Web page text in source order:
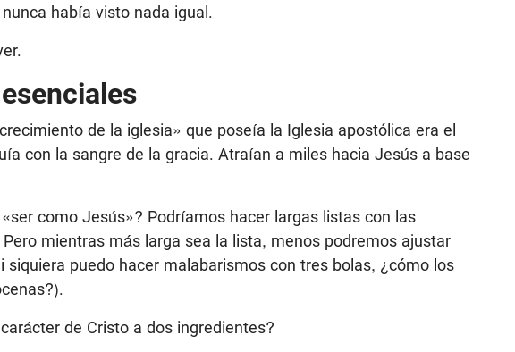
había visto nada igual.
de la iglesia» que poseía la Iglesia apostólica era el
con la sangre de la gracia. Atraían a miles hacia Jesús a base
como Jesús»? Podríamos hacer largas listas con las
mientras más larga sea la lista, menos podremos ajustar
siquiera puedo hacer malabarismos con tres bolas, ¿cómo los
de Cristo a dos ingredientes?